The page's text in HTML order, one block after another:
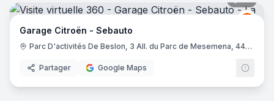
Garage Citroën - Sebauto
Parc D'activités De Beslon, 3 All. du Parc de Mesemena, 44500 La Baule-Escoublac
Partager Google Maps
9